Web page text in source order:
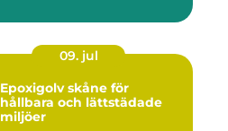
09. jul
Epoxigolv skåne för
hållbara och lättstädade
miljöer